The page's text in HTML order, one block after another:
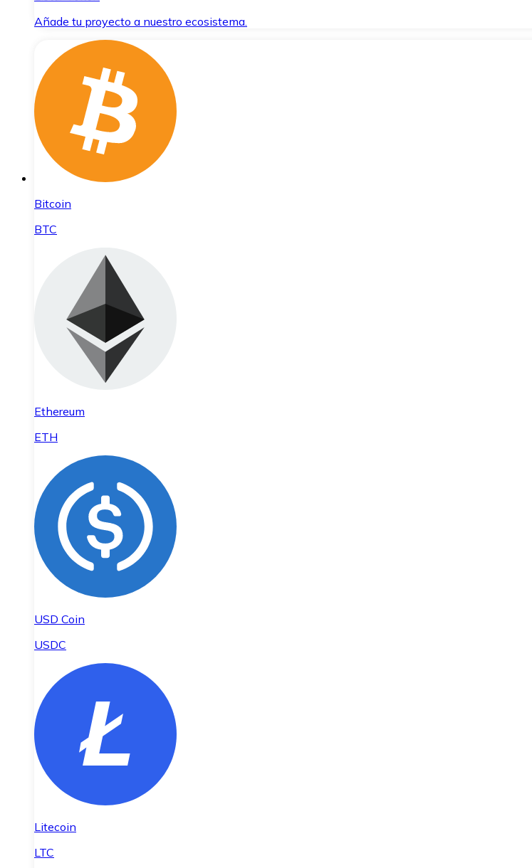
Añade tu proyecto a nuestro ecosistema.
Bitcoin
BTC
Ethereum
ETH
USD Coin
USDC
Litecoin
LTC